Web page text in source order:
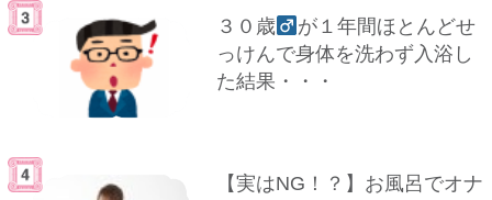
３０歳
が１年間ほとんどせ
っけんで身体を洗わず入浴し
た結果・・・
【実はNG！？】お風呂でオナ